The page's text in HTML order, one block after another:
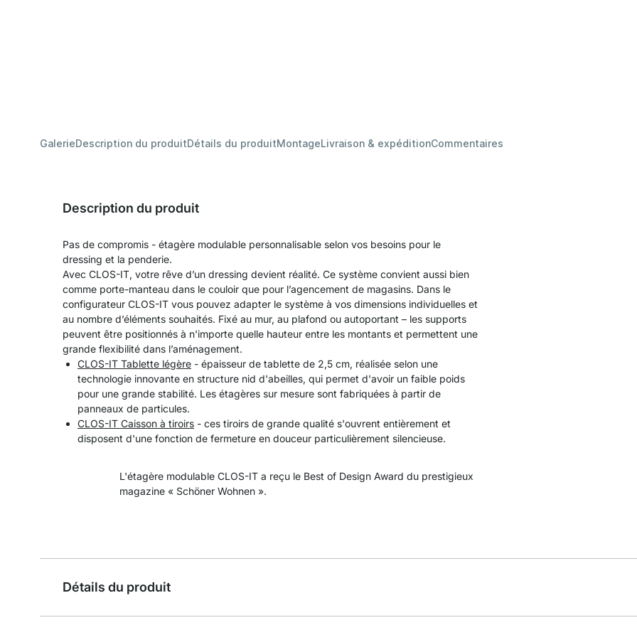
GalerieDescription du produitDétails du produitMontageLivraison & expéditionCommentaires
Description du produit
Pas de compromis - étagère modulable personnalisable selon vos besoins pour le
dressing et la penderie.
Avec CLOS-IT, votre rêve d’un dressing devient réalité. Ce système convient aussi bien
comme porte-manteau dans le couloir que pour l’agencement de magasins. Dans le
configurateur CLOS-IT vous pouvez adapter le système à vos dimensions individuelles et
au nombre d’éléments souhaités. Fixé au mur, au plafond ou autoportant – les supports
peuvent être positionnés à n'importe quelle hauteur entre les montants et permettent une
grande flexibilité dans l’aménagement.
CLOS-IT Tablette légère - épaisseur de tablette de 2,5 cm, réalisée selon une
technologie innovante en structure nid d'abeilles, qui permet d'avoir un faible poids
pour une grande stabilité. Les étagères sur mesure sont fabriquées à partir de
panneaux de particules.
CLOS-IT Caisson à tiroirs - ces tiroirs de grande qualité s'ouvrent entièrement et
disposent d'une fonction de fermeture en douceur particulièrement silencieuse.
L'étagère modulable CLOS-IT a reçu le Best of Design Award du prestigieux
magazine « Schöner Wohnen ».
Détails du produit